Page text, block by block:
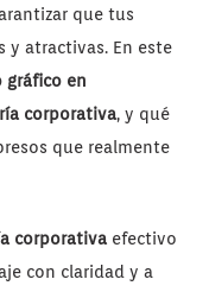
que tus
y atractivas. En este
gráfico en
corporativa, y qué
que realmente
corporativa efectivo
con claridad y a